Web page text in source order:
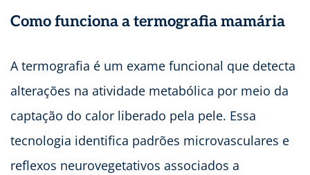
Como funciona a termografia mamária
A termografia é um exame funcional que detecta
alterações na atividade metabólica por meio da
captação do calor liberado pela pele. Essa
tecnologia identifica padrões microvasculares e
reflexos neurovegetativos associados a